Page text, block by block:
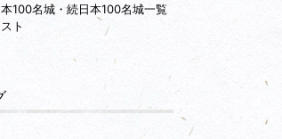
本100名城・続日本100名城一覧
ト